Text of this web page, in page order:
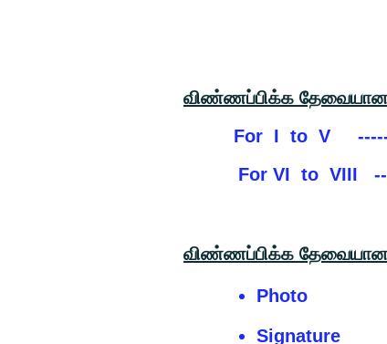
வயது
விண்ணப்பிக்க தேவையான
For I to V -----
For VI to VIII -----
விண்ணப்பிக்க
Photo
Signature